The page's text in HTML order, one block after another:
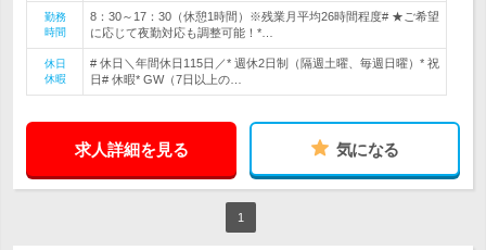
勤務
時間
8：30～17：30（休憩1時間）※残業月平均26時間程度# ★ご希望
に応じて夜勤対応も調整可能！*…
休日
休暇
# 休日＼年間休日115日／* 週休2日制（隔週土曜、毎週日曜）* 祝
日# 休暇* GW（7日以上の…
求人詳細を見る 気になる
1